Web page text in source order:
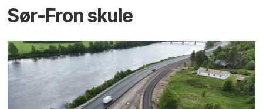
Sør-Fron skule